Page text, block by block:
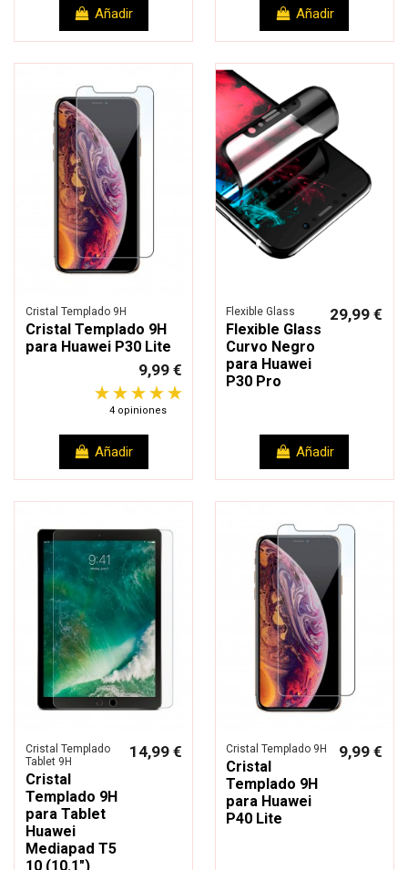
Añadir Añadir
Cristal Templado 9H
Cristal Templado 9H
para Huawei P30 Lite
9,99 €
4 opiniones
Añadir
Flexible Glass
Flexible Glass
Curvo Negro
para Huawei
P30 Pro
29,99 €
Añadir
Cristal Templado
Tablet 9H
Cristal
Templado 9H
para Tablet
Huawei
Mediapad T5
10 (10.1")
14,99 € Cristal Templado 9H
Cristal
Templado 9H
para Huawei
P40 Lite
9,99 €